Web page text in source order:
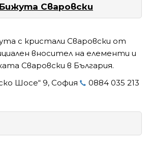
Сваровски
с кристали Сваровски от
вносител на елементи и
Сваровски в България.
Шосе“ 9, София
0884 035 213